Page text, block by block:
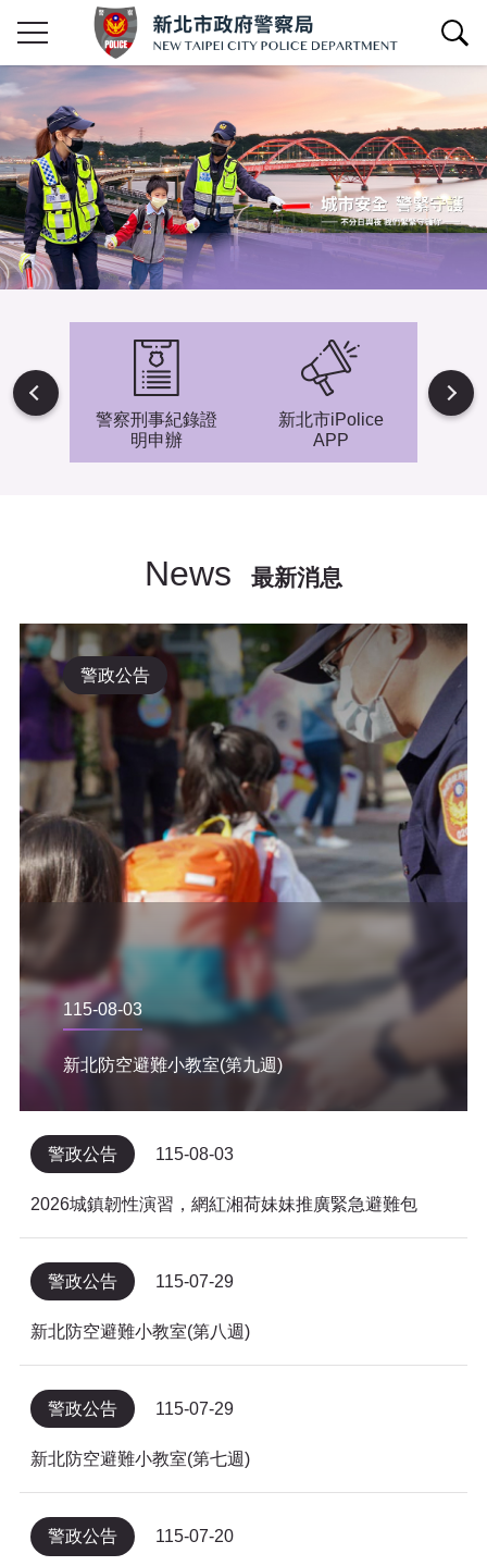
查詢區開關
難專
警察刑事紀錄證
明申辦
新北市iPolice
APP
小小
News 最新消息
警政公告
115-08-03
新北防空避難小教室(第九週)
警政公告 115-08-03
2026城鎮韌性演習，網紅湘荷妹妹推廣緊急避難包
警政公告 115-07-29
新北防空避難小教室(第八週)
警政公告 115-07-29
新北防空避難小教室(第七週)
警政公告 115-07-20